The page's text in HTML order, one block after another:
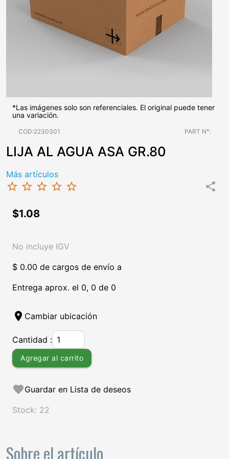
*Las imágenes solo son referenciales. El original puede tener
una variación.
COD:2230301 PART N°:
LIJA AL AGUA ASA GR.80
Más artículos
star_border star_border star_border star_border star_border share
$1.08
No incluye IGV
$ 0.00 de cargos de envío a
Entrega aprox. el 0, 0 de 0
location_on Cambiar ubicación
Cantidad :
Agregar al carrito
favoriteGuardar en Lista de deseos
Stock: 22
Sobre el artículo